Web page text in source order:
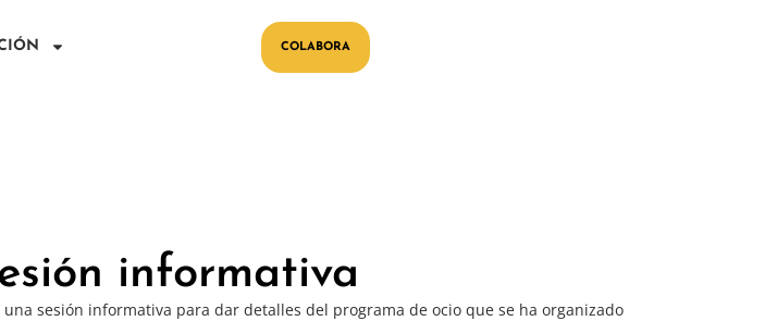
COLABORA
informativa
sesión informativa para dar detalles del programa de ocio que se ha organizado